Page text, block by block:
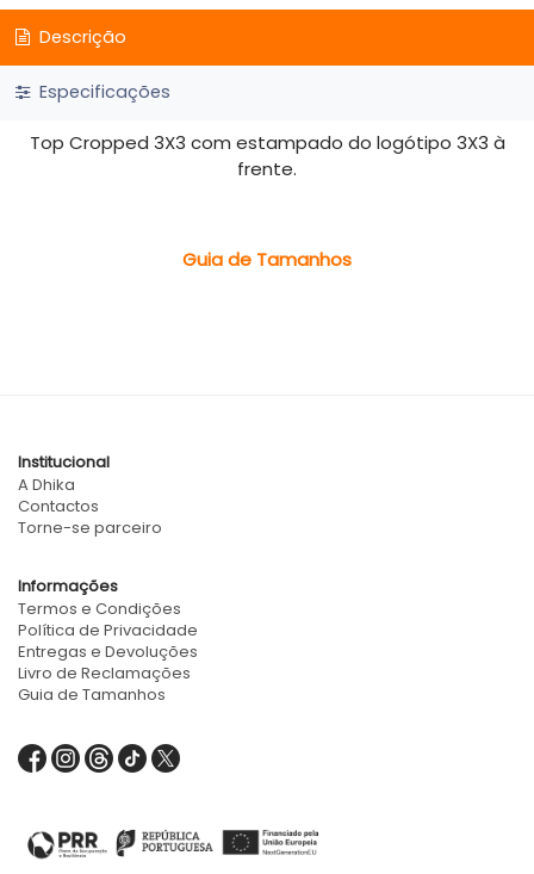
Descrição
Especificações
Top Cropped 3X3 com estampado do logótipo 3X3 à
frente.
Guia de Tamanhos
Institucional
A Dhika
Contactos
Torne-se parceiro
Informações
Termos e Condições
Política de Privacidade
Entregas e Devoluções
Livro de Reclamações
Guia de Tamanhos